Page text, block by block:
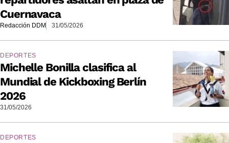
Cuernavaca
Redacción DDM 31/05/2026
DEPORTES
Michelle Bonilla clasifica al
Mundial de Kickboxing Berlín
2026
31/05/2026
DEPORTES